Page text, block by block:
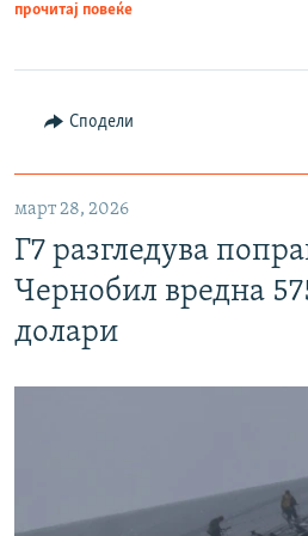
прочитај повеќе
Сподели
март 28, 2026
Г7 разгледува
Чернобил вредна
долари